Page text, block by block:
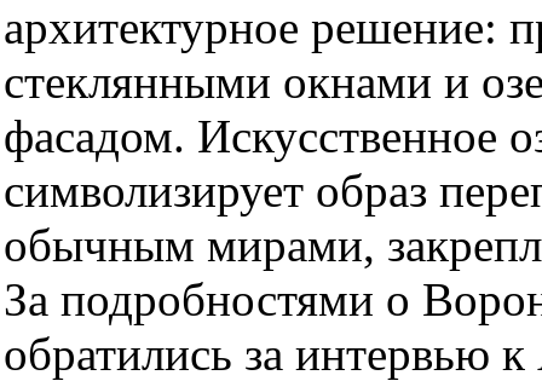
архитектурное решение:
стеклянными окнами и
фасадом. Искусственное
символизирует образ
обычным мирами,
За подробностями о
обратились за интервью